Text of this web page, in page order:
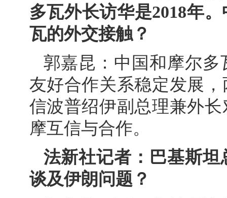
多瓦外长访华是2018年
瓦的外交接触？
郭嘉昆：中国和摩尔
友好合作关系稳定发展
信波普绍伊副总理兼外
摩互信与合作。
法新社记者：巴基斯
谈及伊朗问题？